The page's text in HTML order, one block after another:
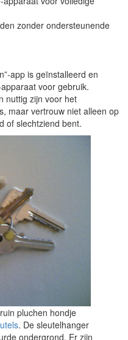
zonder ondersteunende
app is geïnstalleerd en
voor gebruik.
nuttig zijn voor het
maar vertrouw niet alleen op
of slechtziend bent.
pluchen hondje
. De sleutelhanger
ondergrond. Er zijn